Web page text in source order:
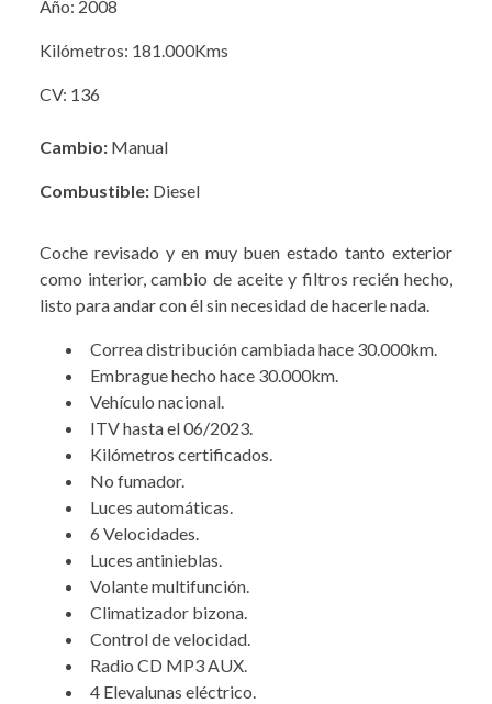
Año: 2008
Kilómetros: 181.000Kms
CV: 136
Cambio: Manual
Combustible: Diesel
Coche revisado y en muy buen estado tanto exterior
como interior, cambio de aceite y filtros recién hecho,
listo para andar con él sin necesidad de hacerle nada.
Correa distribución cambiada hace 30.000km.
Embrague hecho hace 30.000km.
Vehículo nacional.
ITV hasta el 06/2023.
Kilómetros certificados.
No fumador.
Luces automáticas.
6 Velocidades.
Luces antinieblas.
Volante multifunción.
Climatizador bizona.
Control de velocidad.
Radio CD MP3 AUX.
4 Elevalunas eléctrico.